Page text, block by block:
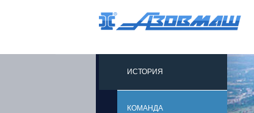
ИСТОРИЯ
КОМАНДА